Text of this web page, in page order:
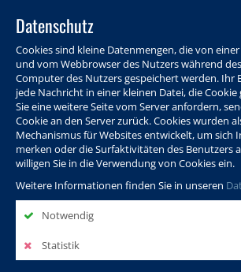
Datenschutz
Cookies sind kleine Datenmengen, die von
und vom Webbrowser des Nutzers während
Computer des Nutzers gespeichert werden. Ihr
jede Nachricht in einer kleinen Datei, die
Sie eine weitere Seite vom Server anfordern,
Cookie an den Server zurück. Cookies wurden
Mechanismus für Websites entwickelt, um sich
merken oder die Surfaktivitäten des Benutzers
willigen Sie in die Verwendung von Cookies ein.
Weitere Informationen finden Sie in unseren
Notwendig
Statistik
Programm Info & Service Aktuelles
Ansprechpersonen
Politik, Wissenschaft &
Internationales